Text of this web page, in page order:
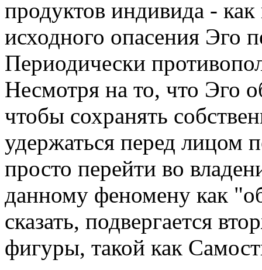
продуктов индивида - как
исходного опасения Эго
Периодически
Несмотря на то, что Эго
чтобы сохранять
удержаться перед лицом
просто перейти во
данному феномену как
сказать, подвергается
фигуры, такой как